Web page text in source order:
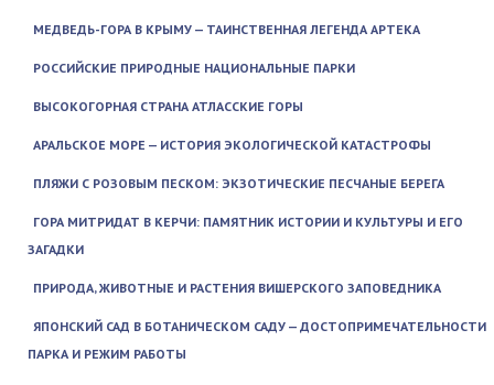
МЕДВЕДЬ-ГОРА В КРЫМУ — ТАИНСТВЕННАЯ ЛЕГЕНДА АРТЕКА
РОССИЙСКИЕ ПРИРОДНЫЕ НАЦИОНАЛЬНЫЕ ПАРКИ
ВЫСОКОГОРНАЯ СТРАНА АТЛАССКИЕ ГОРЫ
АРАЛЬСКОЕ МОРЕ — ИСТОРИЯ ЭКОЛОГИЧЕСКОЙ КАТАСТРОФЫ
ПЛЯЖИ С РОЗОВЫМ ПЕСКОМ: ЭКЗОТИЧЕСКИЕ ПЕСЧАНЫЕ БЕРЕГА
ГОРА МИТРИДАТ В КЕРЧИ: ПАМЯТНИК ИСТОРИИ И КУЛЬТУРЫ И ЕГО
ЗАГАДКИ
ПРИРОДА, ЖИВОТНЫЕ И РАСТЕНИЯ ВИШЕРСКОГО ЗАПОВЕДНИКА
ЯПОНСКИЙ САД В БОТАНИЧЕСКОМ САДУ — ДОСТОПРИМЕЧАТЕЛЬНОСТИ
ПАРКА И РЕЖИМ РАБОТЫ